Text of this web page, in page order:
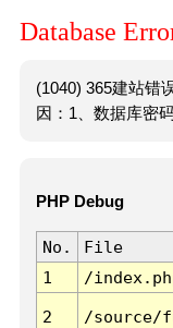
Database
(1040) 365建站错
因：1、数据库密
PHP Debug
No. File
1
/
2 /source/